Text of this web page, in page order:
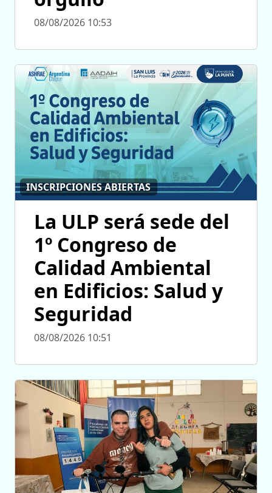
08/08/2026 10:53
INSCRIPCIONES ABIERTAS
La ULP será sede del
1º Congreso de
Calidad Ambiental
en Edificios: Salud y
Seguridad
08/08/2026 10:51